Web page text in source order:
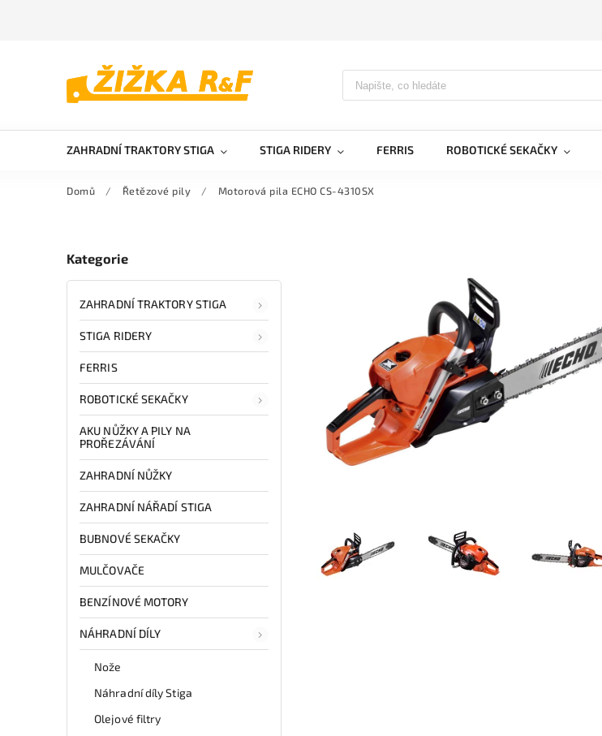
ZAHRADNÍ TRAKTORY STIGA STIGA RIDERY FERRIS ROBOTICKÉ SEKAČKY
Domů / Řetězové pily / Motorová pila ECHO CS-4310SX
Kategorie
ZAHRADNÍ TRAKTORY STIGA
STIGA RIDERY
FERRIS
ROBOTICKÉ SEKAČKY
AKU NŮŽKY A PILY NA
PROŘEZÁVÁNÍ
ZAHRADNÍ NŮŽKY
ZAHRADNÍ NÁŘADÍ STIGA
BUBNOVÉ SEKAČKY
MULČOVAČE
BENZÍNOVÉ MOTORY
NÁHRADNÍ DÍLY
Nože
Náhradní díly Stiga
Olejové filtry